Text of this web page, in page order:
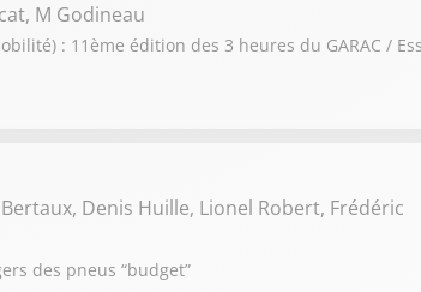
M Godineau
: 11ème édition des 3 heures du GARAC /
Denis Huille, Lionel Robert, Frédéric
des pneus “budget”